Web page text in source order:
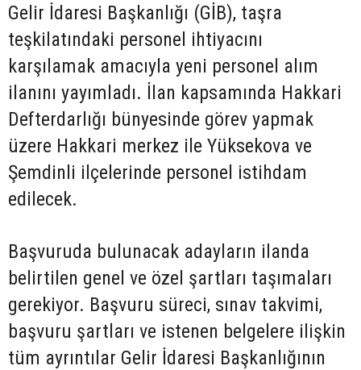
Gelir İdaresi Başkanlığı (GİB), taşra
teşkilatındaki personel ihtiyacını
karşılamak amacıyla yeni personel alım
ilanını yayımladı. İlan kapsamında Hakkari
Defterdarlığı bünyesinde görev yapmak
üzere Hakkari merkez ile Yüksekova ve
Şemdinli ilçelerinde personel istihdam
edilecek.
Başvuruda bulunacak adayların ilanda
belirtilen genel ve özel şartları taşımaları
gerekiyor. Başvuru süreci, sınav takvimi,
başvuru şartları ve istenen belgelere ilişkin
tüm ayrıntılar Gelir İdaresi Başkanlığının